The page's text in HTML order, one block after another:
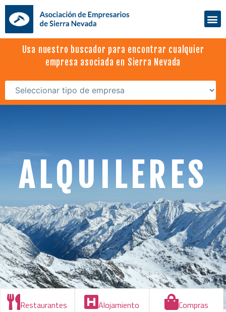
Usa nuestro buscador para encontrar cualquier
empresa asociada en Sierra Nevada
ALQUILERES
Restaurantes Alojamiento Compras